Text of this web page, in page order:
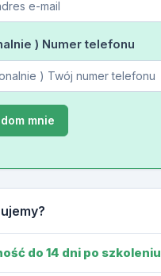
) Numer telefonu
do 14 dni po szkoleniu